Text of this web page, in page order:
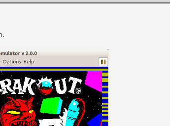
[GK] Beast of
[GK] Ubisoft : fin de partie
[GK] Mémoire cash -
[GK] Dan Houser (GTA)
[GK] Comment EA Sports
[GK] Crimson Moon : un
[GK] Isle of Reveries : le
[GK] Moonlighter 2 : The
[GK] Capcom relance
[Mo5] Deux inédits du
[GK] Le beat'em up The
[GK] Endless Legend 2 :